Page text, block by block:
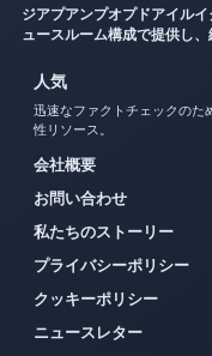
ジアプアンプオプドアイル
ュースルーム構成で提供し、
人気
迅速なファクトチェックのた
性リソース。
会社概要
お問い合わせ
私たちのストーリー
プライバシーポリシー
クッキーポリシー
ニュースレター